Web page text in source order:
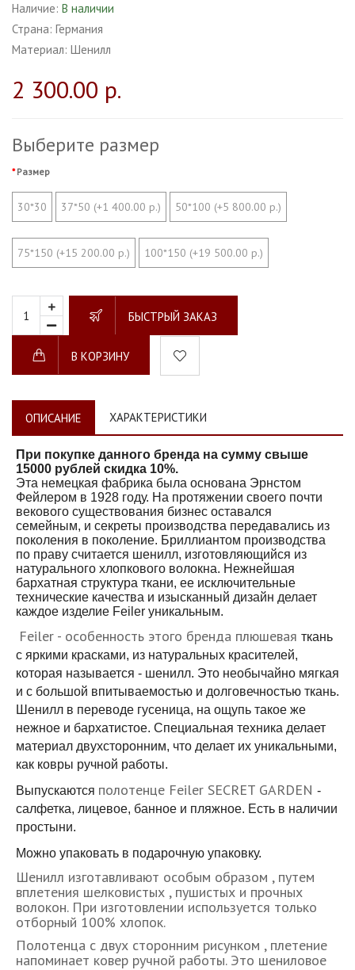
Наличие: В наличии
Страна: Германия
Материал: Шенилл
2 300.00 р.
Выберите размер
Размер
30*30 37*50 (+1 400.00 р.) 50*100 (+5 800.00 р.)
75*150 (+15 200.00 р.) 100*150 (+19 500.00 р.)
БЫСТРЫЙ ЗАКАЗ
В КОРЗИНУ
ОПИСАНИЕ ХАРАКТЕРИСТИКИ
При покупке данного бренда на сумму свыше
15000 рублей скидка 10%.
Эта немецкая фабрика была основана Эрнстом
Фейлером в 1928 году. На протяжении своего почти
векового существования бизнес оставался
семейным, и секреты производства передавались из
поколения в поколение. Бриллиантом производства
по праву считается шенилл, изготовляющийся из
натурального хлопкового волокна. Нежнейшая
бархатная структура ткани, ее исключительные
технические качества и изысканный дизайн делает
каждое изделие Feiler уникальным.
Feiler - особенность этого бренда плюшевая ткань
с яркими красками, из натуральных красителей,
которая называется - шенилл. Это необычайно мягкая
и с большой впитываемостью и долговечностью ткань.
Шенилл в переводе гусеница, на ощупь такое же
нежное и бархатистое. Специальная техника делает
материал двухсторонним, что делает их уникальными,
как ковры ручной работы.
Выпускаются полотенце Feiler SECRET GARDEN -
салфетка, лицевое, банное и пляжное. Есть в наличии
простыни.
Можно упаковать в подарочную упаковку.
Шенилл изготавливают особым образом , путем
вплетения шелковистых , пушистых и прочных
волокон. При изготовлении используется только
отборный 100% хлопок.
Полотенца с двух сторонним рисунком , плетение
напоминает ковер ручной работы. Это шениловое